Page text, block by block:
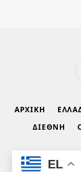
ΑΡΧΙΚΗ
ΔΙΕΘΝΗ
© 2026
EL